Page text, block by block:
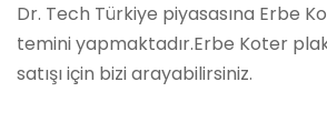
Dr. Tech Türkiye piyasasına Erbe
temini yapmaktadır.Erbe Koter
satışı için bizi arayabilirsiniz.